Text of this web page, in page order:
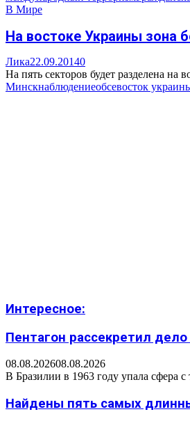
В Мире
На востоке Украины зона
Лика22.09.20140
На пять секторов будет разделена
Минскнаблюдениеобсевосток
Интересное:
Пентагон рассекретил
08.08.202608.08.2026
В Бразилии в 1963 году упала сфера
Найдены пять самых